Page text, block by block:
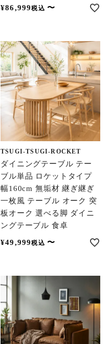
¥86,999税込 〜
TSUGI-TSUGI-ROCKET
ダイニングテーブル テー
ブル単品 ロケットタイプ
幅160cm 無垢材 継ぎ継ぎ
一枚風 テーブル オーク 突
板オーク 選べる脚 ダイニ
ングテーブル 食卓
¥49,999税込 〜